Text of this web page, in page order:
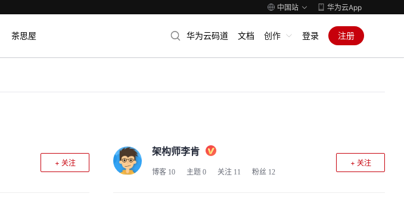
中国站 华为云App
茶思屋 华为云码道 文档 创作 登录 注册
+ 关注
架构师李肯
博客 10 主题 0 关注 11 粉丝 12
+ 关注